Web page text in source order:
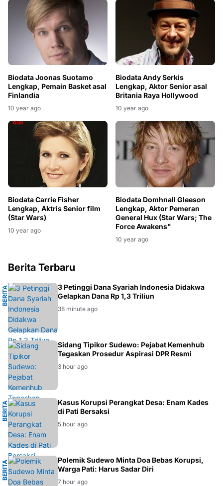
Biodata Joonas Suotamo
Lengkap, Pemain Basket asal
Finlandia
10 year ago
Biodata Andy Serkis
Lengkap, Aktor Senior asal
Britania Raya Hollywood
10 year ago
Biodata Carrie Fisher
Lengkap, Aktris Senior film
(Star Wars)
10 year ago
Biodata Domhnall Gleeson
Lengkap, Aktor Pemeran
General Hux (Star Wars; The
Force Awakens"
10 year ago
Berita Terbaru
B
E
R
I
T
A
H
U
K
UM
3 Petinggi Dana Syariah Indonesia Didakwa
Gelapkan Dana Rp 1,3 Triliun
38 minute ago
HUKUM
Sidang Tipikor Sudewo: Pejabat Kemenhub
Tegaskan Prosedur Aspirasi DPR Resmi
3 hour ago
B
E
R
I
T
A
H
U
K
UM
Kasus Korupsi Perangkat Desa: Enam Kades
di Pati Bersaksi
5 hour ago
B
E
R
I
T
A
D
A
E
R
AH
Polemik Sudewo Minta Doa Bebas Korupsi,
Warga Pati: Harus Sadar Diri
7 hour ago